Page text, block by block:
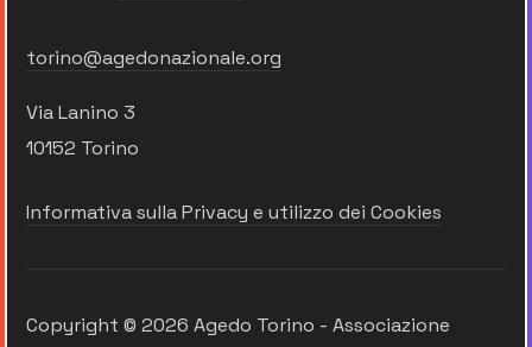
torino@agedonazionale.org
Via Lanino 3
10152 Torino
Informativa sulla Privacy e utilizzo dei Cookies
Copyright © 2026 Agedo Torino - Associazione